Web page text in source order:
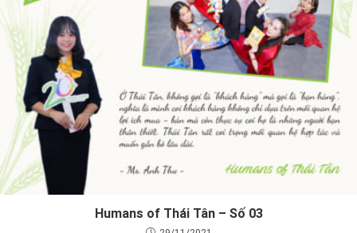
Humans of Thái Tân – Số 03